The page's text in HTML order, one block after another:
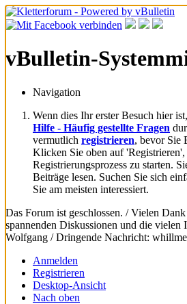
vBulletin-
Navigation
Wenn dies Ihr erster Besuch hier
Hilfe - Häufig gestellte Fragen
vermutlich registrieren, bevor Sie
Klicken Sie oben auf 'Registrieren',
Registrierungsprozess zu starten.
Beiträge lesen. Suchen Sie sich
Sie am meisten interessiert.
Das Forum ist geschlossen. / Vielen
spannenden Diskussionen und die vielen
Wolfgang / Dringende Nachricht:
Anmelden
Registrieren
Desktop-Ansicht
Nach oben